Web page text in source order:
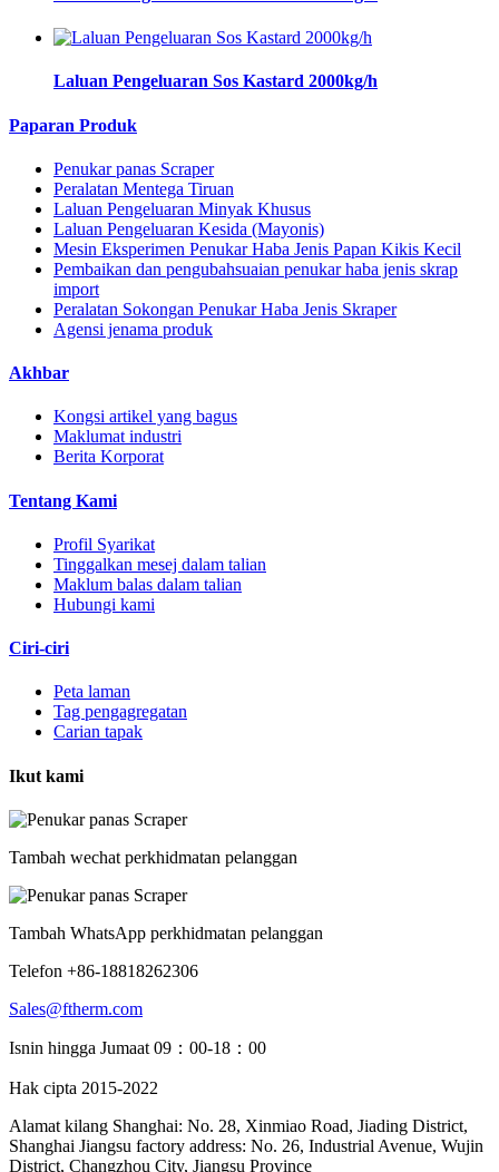
Laluan Pengeluaran Sos Kastard 2000kg/h
Paparan Produk
Penukar panas Scraper
Peralatan Mentega Tiruan
Laluan Pengeluaran Minyak Khusus
Laluan Pengeluaran Kesida (Mayonis)
Mesin Eksperimen Penukar Haba Jenis Papan Kikis Kecil
Pembaikan dan pengubahsuaian penukar haba jenis skrap
import
Peralatan Sokongan Penukar Haba Jenis Skraper
Agensi jenama produk
Akhbar
Kongsi artikel yang bagus
Maklumat industri
Berita Korporat
Tentang Kami
Profil Syarikat
Tinggalkan mesej dalam talian
Maklum balas dalam talian
Hubungi kami
Ciri-ciri
Peta laman
Tag pengagregatan
Carian tapak
Ikut kami
Tambah wechat perkhidmatan pelanggan
Tambah WhatsApp perkhidmatan pelanggan
Telefon +86-18818262306
Sales@ftherm.com
Isnin hingga Jumaat 09：00-18：00
Hak cipta 2015-2022
Alamat kilang Shanghai: No. 28, Xinmiao Road, Jiading District,
Shanghai Jiangsu factory address: No. 26, Industrial Avenue, Wujin
District, Changzhou City, Jiangsu Province